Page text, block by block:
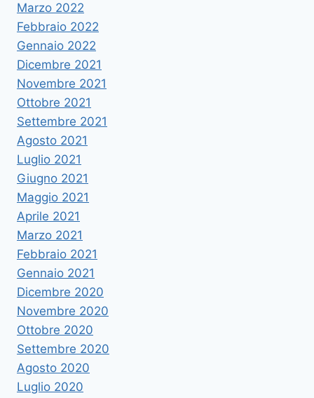
Marzo 2022
Febbraio 2022
Gennaio 2022
Dicembre 2021
Novembre 2021
Ottobre 2021
Settembre 2021
Agosto 2021
Luglio 2021
Giugno 2021
Maggio 2021
Aprile 2021
Marzo 2021
Febbraio 2021
Gennaio 2021
Dicembre 2020
Novembre 2020
Ottobre 2020
Settembre 2020
Agosto 2020
Luglio 2020